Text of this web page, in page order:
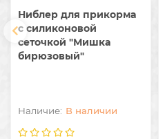
Ниблер для прикорма
с силиконовой
сеточкой "Мишка
бирюзовый"
В наличии